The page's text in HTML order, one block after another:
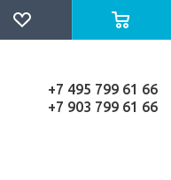
+7 495 799 61 66
+7 903 799 61 66